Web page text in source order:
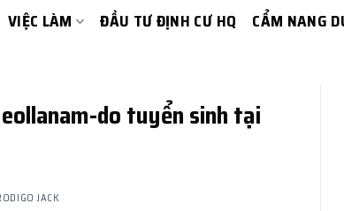
VIỆC LÀM ĐẦU TƯ ĐỊNH CƯ HQ CẨM NANG
do tuyển sinh tại
JACK